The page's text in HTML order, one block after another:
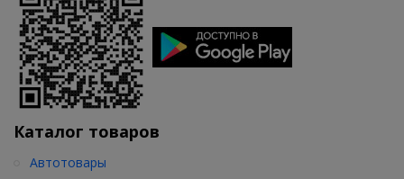
Каталог товаров
Автотовары